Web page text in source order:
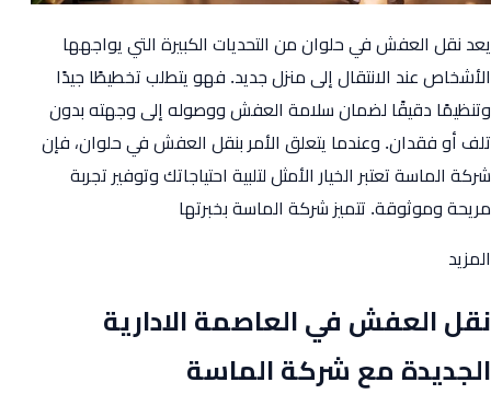
يعد نقل العفش في حلوان من التحديات الكبيرة التي يواجهها
الأشخاص عند الانتقال إلى منزل جديد. فهو يتطلب تخطيطًا جيدًا
وتنظيمًا دقيقًا لضمان سلامة العفش ووصوله إلى وجهته بدون
تلف أو فقدان. وعندما يتعلق الأمر بنقل العفش في حلوان، فإن
شركة الماسة تعتبر الخيار الأمثل لتلبية احتياجاتك وتوفير تجربة
مريحة وموثوقة. تتميز شركة الماسة بخبرتها
المزيد
العفش
حلوان
نقل العفش في العاصمة الادارية
الجديدة مع شركة الماسة